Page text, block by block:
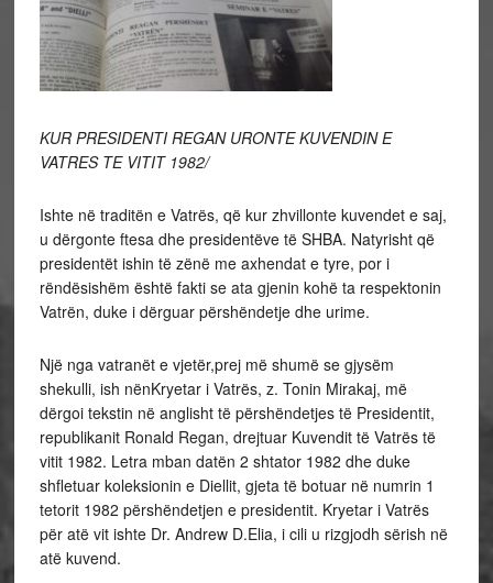
KUR PRESIDENTI REGAN URONTE KUVENDIN E
VATRES TE VITIT 1982/
Ishte në traditën e Vatrës, që kur zhvillonte kuvendet e saj,
u dërgonte ftesa dhe presidentëve të SHBA. Natyrisht që
presidentët ishin të zënë me axhendat e tyre, por i
rëndësishëm është fakti se ata gjenin kohë ta respektonin
Vatrën, duke i dërguar përshëndetje dhe urime.
Një nga vatranët e vjetër,prej më shumë se gjysëm
shekulli, ish nënKryetar i Vatrës, z. Tonin Mirakaj, më
dërgoi tekstin në anglisht të përshëndetjes të Presidentit,
republikanit Ronald Regan, drejtuar Kuvendit të Vatrës të
vitit 1982. Letra mban datën 2 shtator 1982 dhe duke
shfletuar koleksionin e Diellit, gjeta të botuar në numrin 1
tetorit 1982 përshëndetjen e presidentit. Kryetar i Vatrës
për atë vit ishte Dr. Andrew D.Elia, i cili u rizgjodh sërish në
atë kuvend.